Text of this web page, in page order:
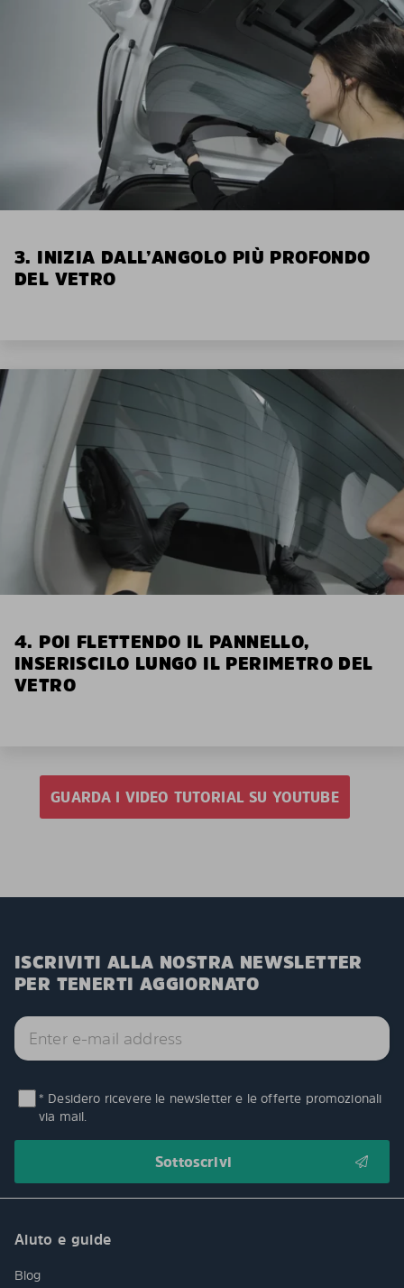
3. INIZIA DALL’ANGOLO PIÙ PROFONDO
DEL VETRO
4. POI FLETTENDO IL PANNELLO,
INSERISCILO LUNGO IL PERIMETRO DEL
VETRO
GUARDA I VIDEO TUTORIAL SU YOUTUBE
ISCRIVITI ALLA NOSTRA NEWSLETTER
PER TENERTI AGGIORNATO
* Desidero ricevere le newsletter e le offerte promozionali
via mail.
Aiuto e guide
Blog